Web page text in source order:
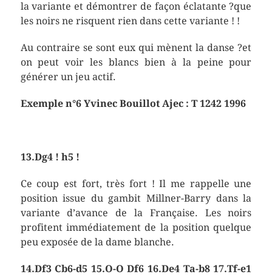
la variante et démontrer de façon éclatante ?que
les noirs ne risquent rien dans cette variante ! !
Au contraire se sont eux qui mènent la danse ?et
on peut voir les blancs bien à la peine pour
générer un jeu actif.
Exemple n°6 Yvinec Bouillot Ajec : T 1242 1996
13.Dg4 ! h5 !
Ce coup est fort, très fort ! Il me rappelle une
position issue du gambit Millner-Barry dans la
variante d’avance de la Française. Les noirs
profitent immédiatement de la position quelque
peu exposée de la dame blanche.
14.Df3 Cb6-d5 15.O-O Df6 16.De4 Ta-b8 17.Tf-e1